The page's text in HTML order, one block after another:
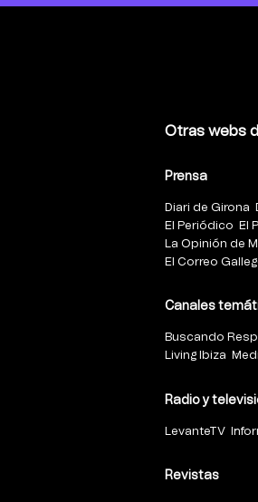
Otras webs
Prensa
Diari de Girona
El Periódico
El
La Opinión de
El Correo
Canales
Buscando
Living Ibiza
Radio y
LevanteTV
Revistas